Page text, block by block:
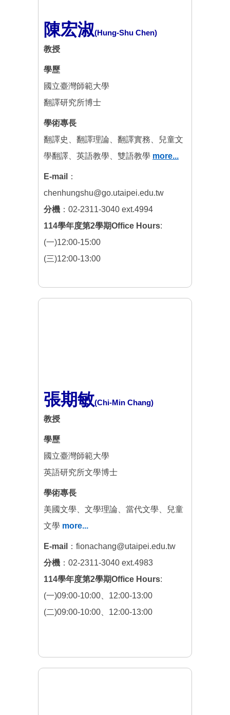
陳宏淑(Hung-Shu Chen)
教授
學歷
國立臺灣師範大學
翻譯研究所博士
學術專長
翻譯史、翻譯理論、翻譯實務、兒童文
學翻譯、英語教學、雙語教學 more...
E-mail
：
chenhungshu@go.utaipei.edu.tw
分機 ：02-2311-3040 ext.4994
114學年度第2學期Office Hours:
(一)12:00-15:00
(三)12:00-13:00
張期敏(Chi-Min Chang)
教授
學歷
國立臺灣師範大學
英語研究所文學博士
學術專長
美國文學、文學理論、當代文學、兒童
文學 more...
E-mail
：fionachang@utaipei.edu.tw
分機 ：02-2311-3040 ext.4983
114學年度第2學期Office Hours:
(一)09:00-10:00、12:00-13:00
(二)09:00-10:00、12:00-13:00